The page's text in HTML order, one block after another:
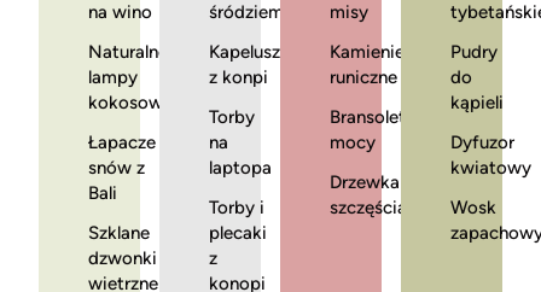
na wino
Naturalne
lampy
kokosowe
Łapacze
snów z
Bali
Szklane
dzwonki
wietrzne
śródziemnomorska
Kapelusze
z konpi
Torby
na
laptopa
Torby i
plecaki
z
konopi
misy
Kamienie
runiczne
Bransoletki
mocy
Drzewka
szczęścia
Pudry
do
kąpieli
Dyfuzor
kwiatowy
Wosk